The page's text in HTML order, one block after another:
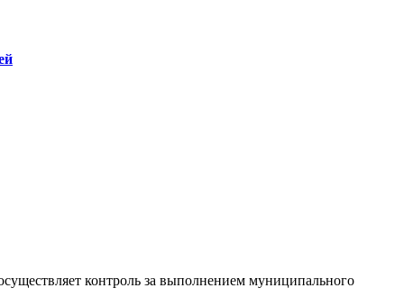
контроль за выполнением муниципального